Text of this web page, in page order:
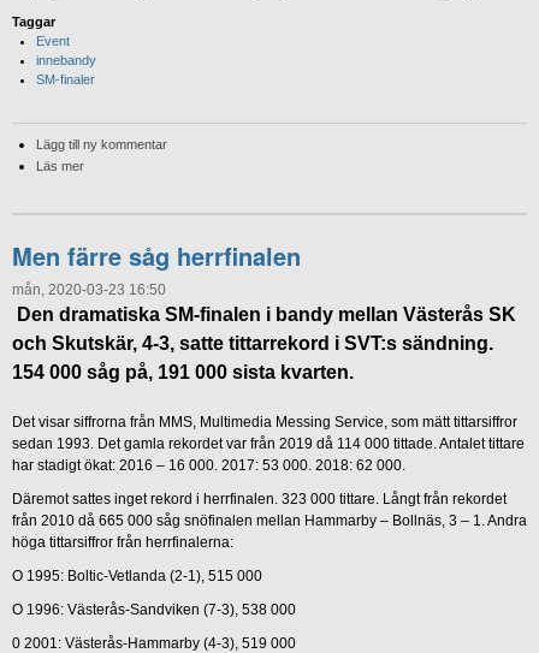
Taggar
Event
innebandy
SM-finaler
Lägg till ny kommentar
Läs mer
Men färre såg herrfinalen
mån, 2020-03-23 16:50
Den dramatiska SM-finalen i bandy mellan Västerås SK
och Skutskär, 4-3, satte tittarrekord i SVT:s sändning.
154 000 såg på, 191 000 sista kvarten.
Det visar siffrorna från MMS, Multimedia Messing Service, som mätt tittarsiffror
sedan 1993. Det gamla rekordet var från 2019 då 114 000 tittade. Antalet tittare
har stadigt ökat: 2016 – 16 000. 2017: 53 000. 2018: 62 000.
Däremot sattes inget rekord i herrfinalen. 323 000 tittare. Långt från rekordet
från 2010 då 665 000 såg snöfinalen mellan Hammarby – Bollnäs, 3 – 1. Andra
höga tittarsiffror från herrfinalerna:
O 1995: Boltic-Vetlanda (2-1), 515 000
O 1996: Västerås-Sandviken (7-3), 538 000
0 2001: Västerås-Hammarby (4-3), 519 000